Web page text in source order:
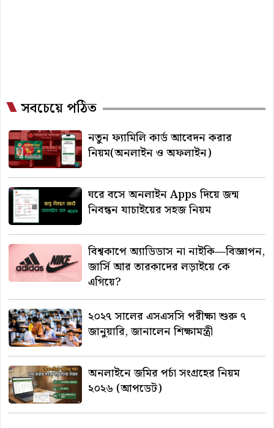
সবচেয়ে পঠিত
নতুন ফ্যামিলি কার্ড আবেদন করার
নিয়ম(অনলাইন ও অফলাইন)
ঘরে বসে অনলাইন Apps দিয়ে জন্ম
নিবন্ধন যাচাইয়ের সহজ নিয়ম
বিশ্বকাপে অ্যাডিডাস না নাইকি—বিজ্ঞাপন,
জার্সি আর তারকাদের লড়াইয়ে কে
এগিয়ে?
২০২৭ সালের এসএসসি পরীক্ষা শুরু ৭
জানুয়ারি, জানালেন শিক্ষামন্ত্রী
অনলাইনে জমির পর্চা সংগ্রহের নিয়ম
২০২৬ (আপডেট)